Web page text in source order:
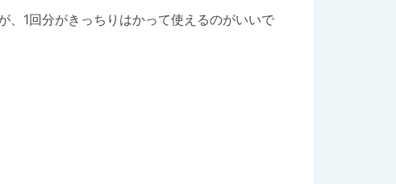
、1回分がきっちりはかって使えるのがいいで